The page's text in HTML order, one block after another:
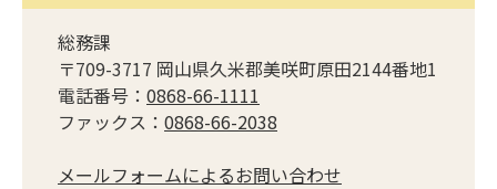
総務課
〒709-3717 岡山県久米郡美咲町原田2144番地1
電話番号： 0868-66-1111
ファックス： 0868-66-2038
メールフォームによるお問い合わせ